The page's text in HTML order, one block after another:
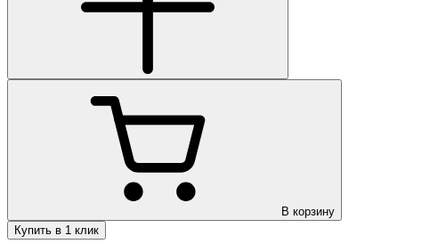
В корзину
Купить в 1 клик